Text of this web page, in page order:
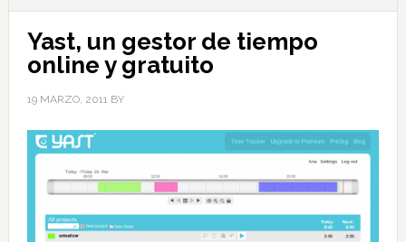
Yast, un gestor de tiempo
online y gratuito
19 MARZO, 2011BY